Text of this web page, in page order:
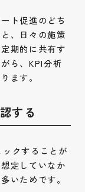
ト促進のどち
、日々の施策
期的に共有す
ら、KPI分析
ます。
する
クすることが
定していなか
いためです。